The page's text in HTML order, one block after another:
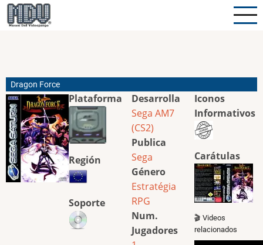
Pasar
al
Dragon Force
Plataforma
Región
Soporte
Desarrolla
Sega AM7
(CS2)
Publica
Sega
Género
Estratégia
RPG
Num.
Jugadores
Iconos
Informativos
Carátulas
🎬 Videos
relacionados